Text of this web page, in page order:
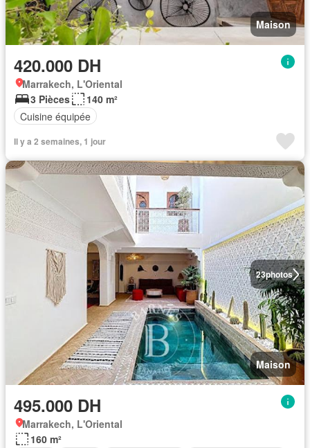
Maison
420.000 DH
Marrakech, L'Oriental
3 Pièces
140 m²
Cuisine équipée
Il y a 2 semaines, 1 jour
23photos
Maison
495.000 DH
Marrakech, L'Oriental
160 m²